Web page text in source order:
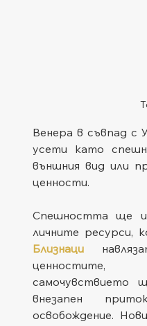
Венера в съвпад с
усети като
външния вид или
ценности.
Спешността ще
личните ресурси,
Близнаци
самочувствието
внезапен
освобождение.